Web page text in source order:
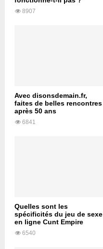
8907
Avec disonsdemain.fr,
faites de belles rencontres
après 50 ans
6841
Quelles sont les
spécificités du jeu de sexe
en ligne Cunt Empire
6540